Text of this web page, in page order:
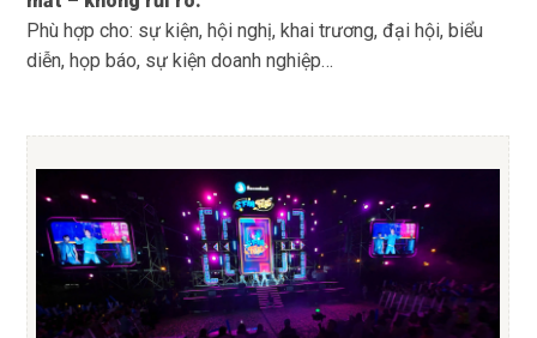
Phù hợp cho: sự kiện, hội nghị, khai trương, đại hội, biểu
diễn, họp báo, sự kiện doanh nghiệp…